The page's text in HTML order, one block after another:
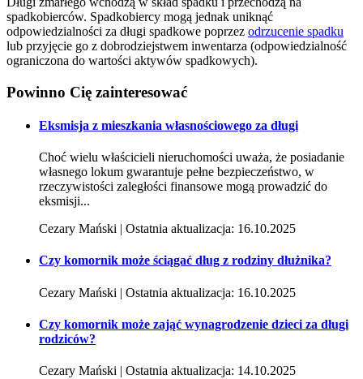
spadkobierców. Spadkobiercy mogą jednak uniknąć
odpowiedzialności za długi spadkowe poprzez odrzucenie spadku
lub przyjęcie go z dobrodziejstwem inwentarza (odpowiedzialność
ograniczona do wartości aktywów spadkowych).
Powinno Cię zainteresować
Eksmisja z mieszkania własnościowego za długi
Choć wielu właścicieli nieruchomości uważa, że posiadanie
własnego lokum gwarantuje pełne bezpieczeństwo, w
rzeczywistości zaległości finansowe mogą prowadzić do
eksmisji...
Cezary Mański | Ostatnia aktualizacja: 16.10.2025
Czy komornik może ściągać dług z rodziny dłużnika?
Cezary Mański | Ostatnia aktualizacja: 16.10.2025
Czy komornik może zająć wynagrodzenie dzieci za długi
rodziców?
Cezary Mański | Ostatnia aktualizacja: 14.10.2025